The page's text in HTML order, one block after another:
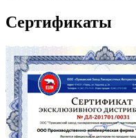
Сертификаты